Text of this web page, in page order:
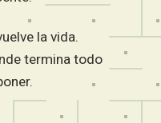
la vida.
termina todo